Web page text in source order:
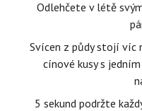
Odlehčete v létě
Svícen z půdy stojí víc
cínové kusy s
5 sekund podržte